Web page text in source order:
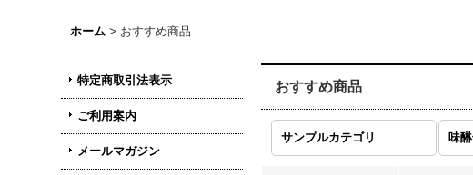
ホーム > おすすめ商品
特定商取引法表示
ご利用案内
メールマガジン
おすすめ商品
サンプルカテゴリ 味